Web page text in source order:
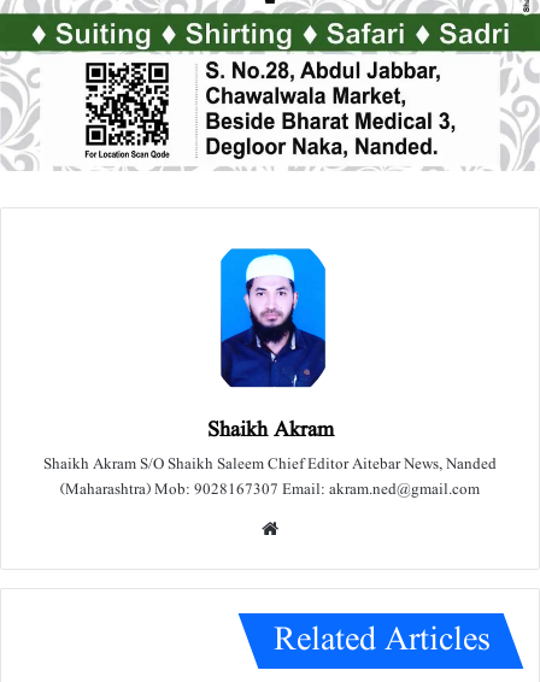
Shaikh Akram
Shaikh Akram S/O Shaikh Saleem Chief Editor Aitebar News, Nanded
(Maharashtra) Mob: 9028167307 Email: akram.ned@gmail.com
e
Related Articles